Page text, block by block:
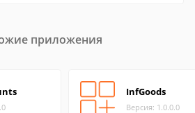
приложения
InfGoods
Версия: 1.0.0.0